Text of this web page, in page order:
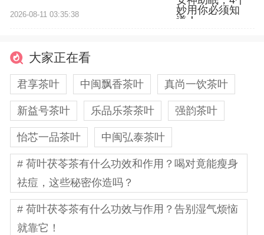
2026-08-11 03:35:38
大家正在看
君享茶叶 中闽飘香茶叶 真尚一饮茶叶
新益号茶叶 乐品乐茶茶叶 强韵茶叶
怡芯一品茶叶 中闽弘泰茶叶
# 荷叶茯苓茶有什么功效和作用？喝对竟能瘦身
祛痘，这些秘密你造吗？
# 荷叶茯苓茶有什么功效与作用？告别湿气烦恼
就靠它！